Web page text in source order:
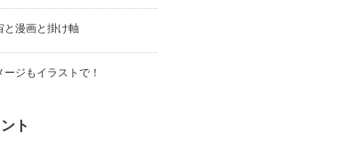
漫画と掛け軸
ジもイラストで！
ト